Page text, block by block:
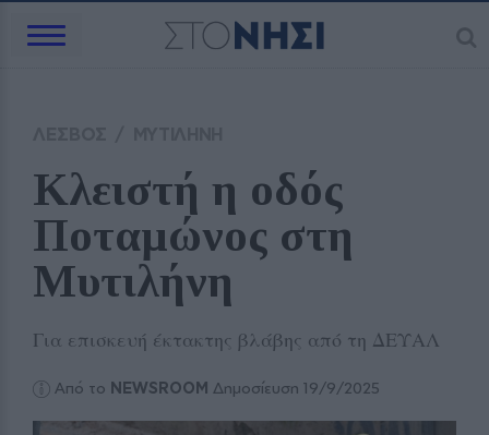
Κλειστή η οδός
Ποταμώνος στη
Μυτιλήνη
Για επισκευή έκτακτης βλάβης από τη ΔΕΥΑΛ
Από το NEWSROOM Δημοσίευση 19/9/2025